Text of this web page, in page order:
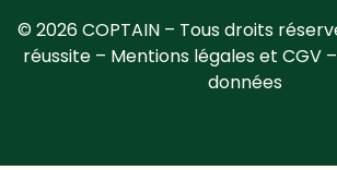
© 2026 COPTAIN – Tous droits
réussite– Mentions légales et CGV–
données